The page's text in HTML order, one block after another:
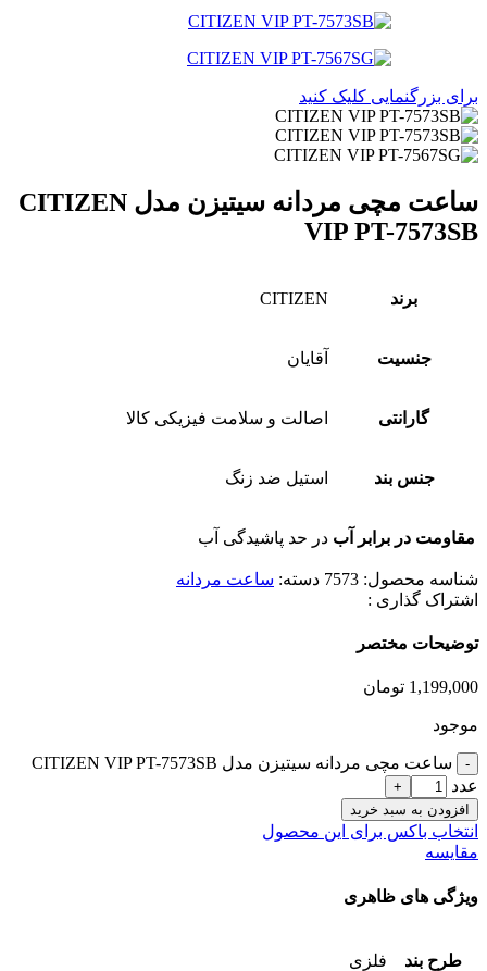
برای بزرگنمایی کلیک کنید
ساعت مچی مردانه سیتیزن مدل CITIZEN
VIP PT-7573SB
برند CITIZEN
جنسیت آقایان
گارانتی اصالت و سلامت فیزیکی کالا
جنس بند استیل ضد زنگ
مقاومت در برابر آب در حد پاشیدگی آب
شناسه محصول: 7573 دسته: ساعت مردانه
اشتراک گذاری :
توضیحات مختصر
1,199,000 تومان
موجود
ساعت مچی مردانه سیتیزن مدل CITIZEN VIP PT-7573SB
عدد
افزودن به سبد خرید
انتخاب باکس برای این محصول
مقایسه
ویژگی های ظاهری
طرح بند فلزی